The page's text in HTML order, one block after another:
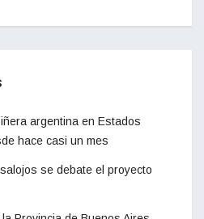
argentina en Estados
hace casi un mes
se debate el proyecto